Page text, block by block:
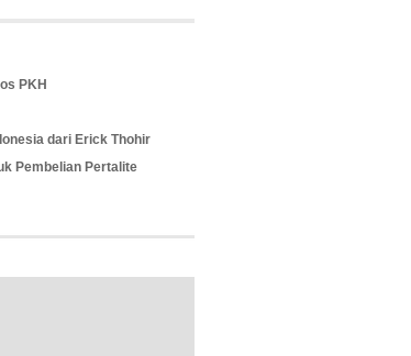
PKH
dari Erick Thohir
Pembelian Pertalite